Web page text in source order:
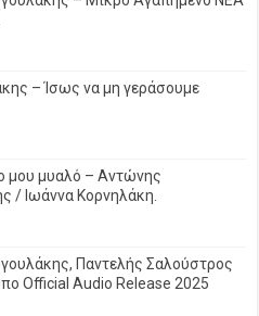
– Ίσως να μη γεράσουμε
μου μυαλό – Αντώνης
/ Ιωάννα Κορνηλάκη.
Παντελής Σαλούστρος
Official Audio Release 2025